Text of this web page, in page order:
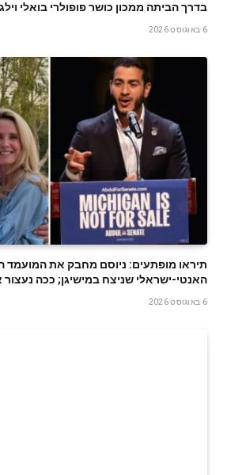
בדרך הביתה ממכון כושר פופולרי בואלי
6 באוגוסט 2026
תיראו מופתעים: ניוסם מחבק את המועמד
האנטי-ישראלי שניצח במישיגן; ככה
6 באוגוסט 2026